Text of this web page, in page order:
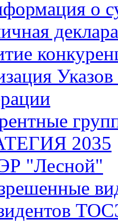
о
2035
"Лесной"